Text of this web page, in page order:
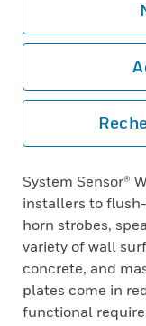
System Sensor®
installers to
horn strobes,
variety of wall
concrete, and
plates come in
functional